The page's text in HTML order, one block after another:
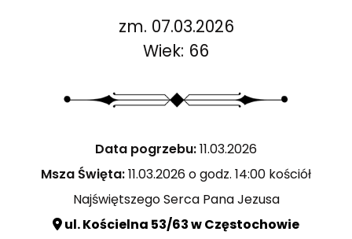
zm. 07.03.2026
Wiek: 66
Data pogrzebu:11.03.2026
Msza Święta:11.03.2026 o godz. 14:00 kościół
Najświętszego Serca Pana Jezusa
ul. Kościelna 53/63 w Częstochowie